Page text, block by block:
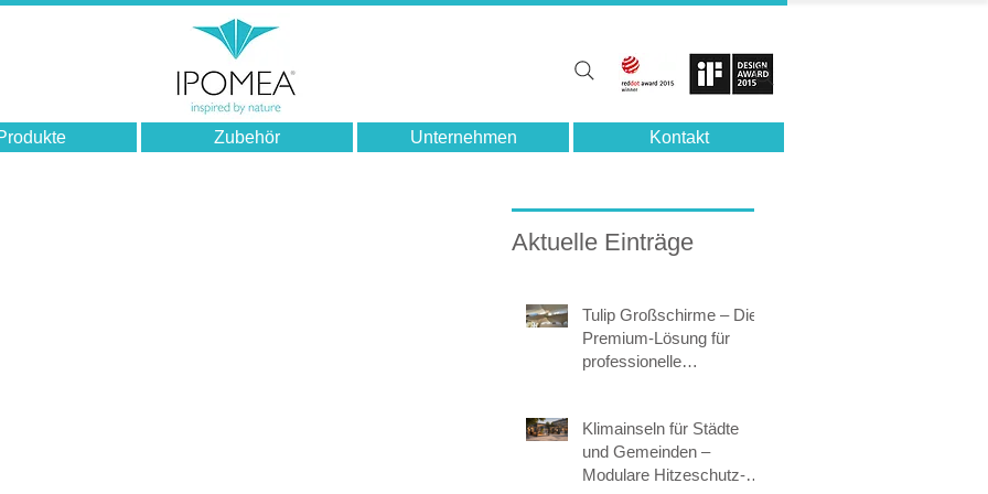
Zubehör Unternehmen Kontakt
Aktuelle Einträge
Tulip Großschirme – Die
Premium-Lösung für
professionelle
Klimainseln für Städte
und Gemeinden –
Modulare Hitzeschutz-